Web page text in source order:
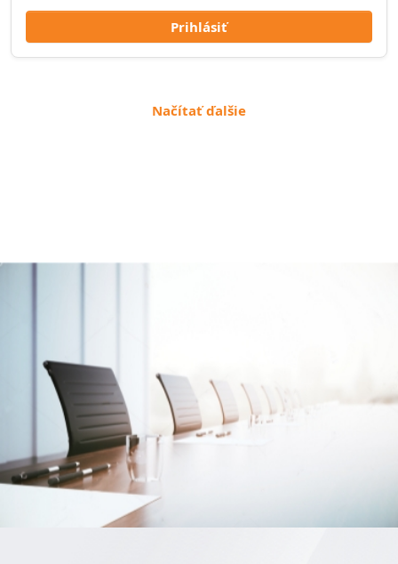
Prihlásiť
Načítať ďalšie